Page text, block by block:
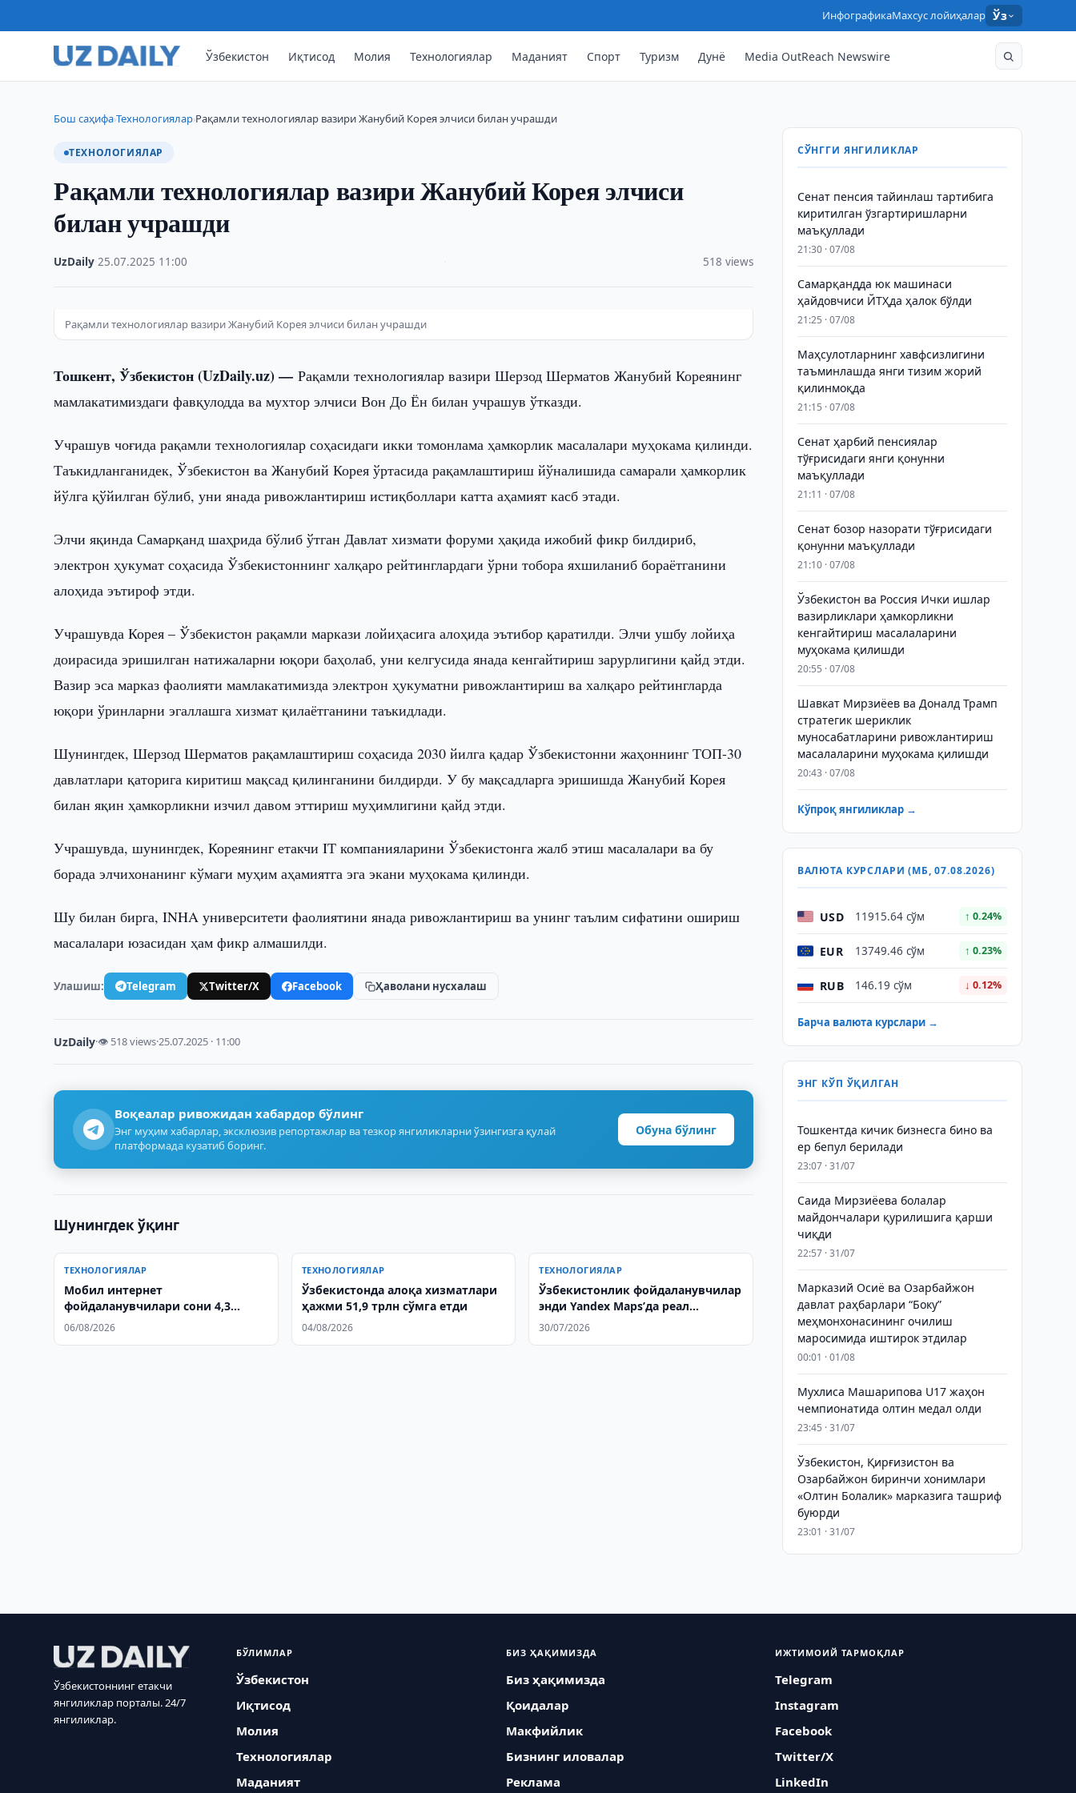
ИнфографикаМахсус лойиҳалар Ўз
Ўзбекистон Иқтисод Молия Технологиялар Маданият Спорт Туризм Дунё Media OutReach Newswire
Бош саҳифа›Технологиялар›Рақамли технологиялар вазири Жанубий Корея элчиси билан учрашди
ТЕХНОЛОГИЯЛАР
Рақамли технологиялар вазири Жанубий Корея элчиси
билан учрашди
UzDaily ·25.07.2025 11:00 518 views
Рақамли технологиялар вазири Жанубий Корея элчиси билан учрашди
Тошкент, Ўзбекистон (UzDaily.uz) —Рақамли технологиялар вазири Шерзод Шерматов Жанубий Кореянинг
мамлакатимиздаги фавқулодда ва мухтор элчиси Вон До Ён билан учрашув ўтказди.
Учрашув чоғида рақамли технологиялар соҳасидаги икки томонлама ҳамкорлик масалалари муҳокама қилинди.
Таъкидланганидек, Ўзбекистон ва Жанубий Корея ўртасида рақамлаштириш йўналишида самарали ҳамкорлик
йўлга қўйилган бўлиб, уни янада ривожлантириш истиқболлари катта аҳамият касб этади.
Элчи яқинда Самарқанд шаҳрида бўлиб ўтган Давлат хизмати форуми ҳақида ижобий фикр билдириб,
электрон ҳукумат соҳасида Ўзбекистоннинг халқаро рейтинглардаги ўрни тобора яхшиланиб бораётганини
алоҳида эътироф этди.
Учрашувда Корея – Ўзбекистон рақамли маркази лойиҳасига алоҳида эътибор қаратилди. Элчи ушбу лойиҳа
доирасида эришилган натижаларни юқори баҳолаб, уни келгусида янада кенгайтириш зарурлигини қайд этди.
Вазир эса марказ фаолияти мамлакатимизда электрон ҳукуматни ривожлантириш ва халқаро рейтингларда
юқори ўринларни эгаллашга хизмат қилаётганини таъкидлади.
Шунингдек, Шерзод Шерматов рақамлаштириш соҳасида 2030 йилга қадар Ўзбекистонни жаҳоннинг ТОП-30
давлатлари қаторига киритиш мақсад қилинганини билдирди. У бу мақсадларга эришишда Жанубий Корея
билан яқин ҳамкорликни изчил давом эттириш муҳимлигини қайд этди.
Учрашувда, шунингдек, Кореянинг етакчи IТ компанияларини Ўзбекистонга жалб этиш масалалари ва бу
борада элчихонанинг кўмаги муҳим аҳамиятга эга экани муҳокама қилинди.
Шу билан бирга, INHA университети фаолиятини янада ривожлантириш ва унинг таълим сифатини ошириш
масалалари юзасидан ҳам фикр алмашилди.
Улашиш: Telegram Twitter/X Facebook Ҳаволани нусхалаш
UzDaily·👁 518 views·25.07.2025 · 11:00
Воқеалар ривожидан хабардор бўлинг
Энг муҳим хабарлар, эксклюзив репортажлар ва тезкор янгиликларни ўзингизга қулай
платформада кузатиб боринг.
Обуна бўлинг
Шунингдек ўқинг
ТЕХНОЛОГИЯЛАР
Мобил интернет
фойдаланувчилари сони 4,3
баробарга ошди
06/08/2026
ТЕХНОЛОГИЯЛАР
Ўзбекистонда алоқа хизматлари
ҳажми 51,9 трлн сўмга етди
04/08/2026
ТЕХНОЛОГИЯЛАР
Ўзбекистонлик фойдаланувчилар
энди Yandex Maps’да реал
вақтдаги геопозицияни улаша
30/07/2026
СЎНГГИ ЯНГИЛИКЛАР
Сенат пенсия тайинлаш тартибига
киритилган ўзгартиришларни
маъқуллади
21:30 · 07/08
Самарқандда юк машинаси
ҳайдовчиси ЙТҲда ҳалок бўлди
21:25 · 07/08
Маҳсулотларнинг хавфсизлигини
таъминлашда янги тизим жорий
қилинмоқда
21:15 · 07/08
Сенат ҳарбий пенсиялар
тўғрисидаги янги қонунни
маъқуллади
21:11 · 07/08
Сенат бозор назорати тўғрисидаги
қонунни маъқуллади
21:10 · 07/08
Ўзбекистон ва Россия Ички ишлар
вазирликлари ҳамкорликни
кенгайтириш масалаларини
муҳокама қилишди
20:55 · 07/08
Шавкат Мирзиёев ва Доналд Трамп
стратегик шериклик
муносабатларини ривожлантириш
масалаларини муҳокама қилишди
20:43 · 07/08
Кўпроқ янгиликлар →
ВАЛЮТА КУРСЛАРИ (МБ, 07.08.2026)
USD 11915.64 сўм ↑ 0.24%
EUR 13749.46 сўм ↑ 0.23%
RUB 146.19 сўм ↓ 0.12%
Барча валюта курслари →
ЭНГ КЎП ЎҚИЛГАН
Тошкентда кичик бизнесга бино ва
ер бепул берилади
23:07 · 31/07
Саида Мирзиёева болалар
майдончалари қурилишига қарши
чиқди
22:57 · 31/07
Марказий Осиё ва Озарбайжон
давлат раҳбарлари “Боку”
меҳмонхонасининг очилиш
маросимида иштирок этдилар
00:01 · 01/08
Мухлиса Машарипова U17 жаҳон
чемпионатида олтин медал олди
23:45 · 31/07
Ўзбекистон, Қирғизистон ва
Озарбайжон биринчи хонимлари
«Олтин Болалик» марказига ташриф
буюрди
23:01 · 31/07
Ўзбекистоннинг етакчи
янгиликлар порталы. 24/7
янгиликлар.
БЎЛИМЛАР
Ўзбекистон
Иқтисод
Молия
Технологиялар
Маданият
БИЗ ҲАҚИМИЗДА
Биз ҳақимизда
Қоидалар
Макфийлик
Бизнинг иловалар
Реклама
ИЖТИМОИЙ ТАРМОҚЛАР
Telegram
Instagram
Facebook
Twitter/X
LinkedIn